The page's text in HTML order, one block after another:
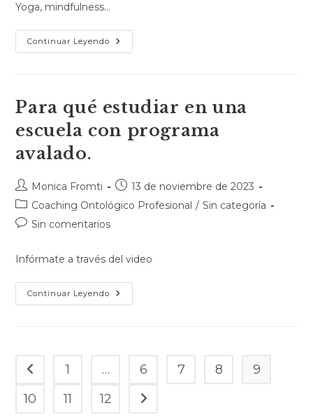
Yoga, mindfulness…
Continuar Leyendo
Para qué estudiar en una
escuela con programa
avalado.
Monica Fromti
13 de noviembre de 2023
Coaching Ontológico Profesional / Sin categoría
Sin comentarios
Infórmate a través del video
Continuar Leyendo
1 … 6 7 8
9
10
11 12